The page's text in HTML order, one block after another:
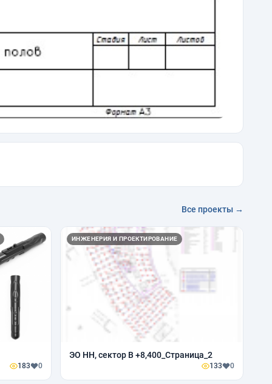
Все проекты →
183 0
ИНЖЕНЕРИЯ И ПРОЕКТИРОВАНИЕ
ЭО НН, сектор В +8,400_Страница_2
133 0